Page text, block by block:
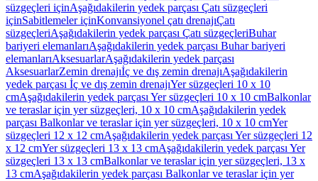
süzgeçleri içinAşağıdakilerin yedek parçası Çatı süzgeçleri
içinSabitlemeler içinKonvansiyonel çatı drenajıÇatı
süzgeçleriAşağıdakilerin yedek parçası Çatı süzgeçleriBuhar
bariyeri elemanlarıAşağıdakilerin yedek parçası Buhar bariyeri
elemanlarıAksesuarlarAşağıdakilerin yedek parçası
AksesuarlarZemin drenajıİç ve dış zemin drenajıAşağıdakilerin
yedek parçası İç ve dış zemin drenajıYer süzgeçleri 10 x 10
cmAşağıdakilerin yedek parçası Yer süzgeçleri 10 x 10 cmBalkonlar
ve teraslar için yer süzgeçleri, 10 x 10 cmAşağıdakilerin yedek
parçası Balkonlar ve teraslar için yer süzgeçleri, 10 x 10 cmYer
süzgeçleri 12 x 12 cmAşağıdakilerin yedek parçası Yer süzgeçleri 12
x 12 cmYer süzgeçleri 13 x 13 cmAşağıdakilerin yedek parçası Yer
süzgeçleri 13 x 13 cmBalkonlar ve teraslar için yer süzgeçleri, 13 x
13 cmAşağıdakilerin yedek parçası Balkonlar ve teraslar için yer